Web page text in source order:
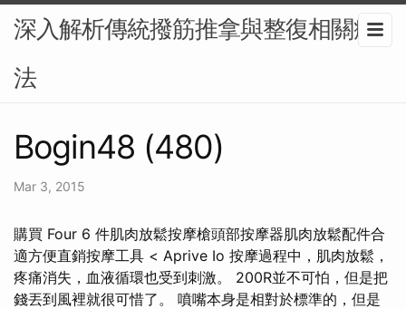
深入解析傳統撥筋推拿與整復相關療
法
Bogin48 (480)
Mar 3, 2015
購買 Four 6 件肌肉放鬆按摩槍頭部按摩器肌肉放鬆配件合
適方便直銷按摩工具 < Aprive Io 按摩過程中，肌肉放鬆，
疼痛消失，血液循環也受到刺激。 200R並不可怕，但是把
錢丟到風裡就很可惜了。 噴嘴本身是相對於標準的，但是